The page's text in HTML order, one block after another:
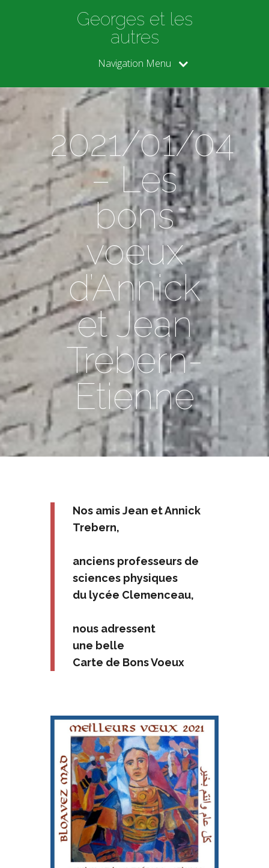
Georges et les
autres
Navigation Menu
2021/01/04
– Les
bons
voeux
d’Annick
et Jean
Trebern-
Etienne
Nos amis Jean et Annick
Trebern,
anciens professeurs de
sciences physiques
du lycée Clemenceau,
nous adressent
une belle
Carte de Bons Voeux